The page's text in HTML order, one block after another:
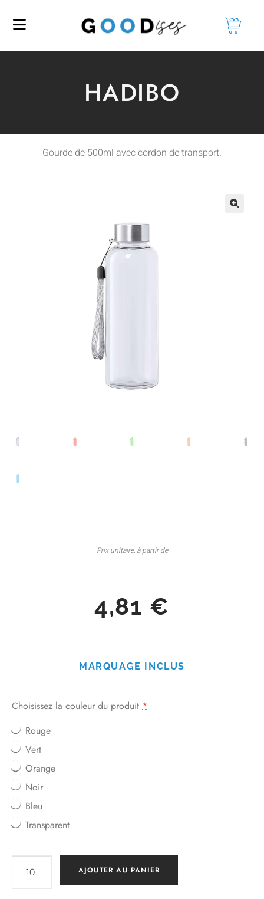
HADIBO
Gourde de 500ml avec cordon de transport.
Prix unitaire, à partir de
4,81 €
MARQUAGE INCLUS
Choisissez la couleur du produit *
Rouge
Vert
Orange
Noir
Bleu
Transparent
AJOUTER AU PANIER